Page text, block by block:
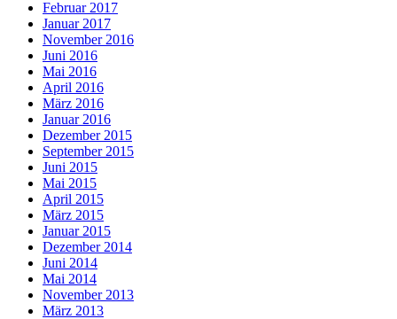
Februar 2017
Januar 2017
November 2016
Juni 2016
Mai 2016
April 2016
März 2016
Januar 2016
Dezember 2015
September 2015
Juni 2015
Mai 2015
April 2015
März 2015
Januar 2015
Dezember 2014
Juni 2014
Mai 2014
November 2013
März 2013